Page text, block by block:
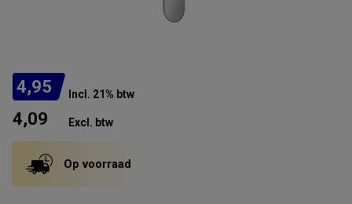
4,95 Incl. 21% btw
4,09 Excl. btw
Op voorraad